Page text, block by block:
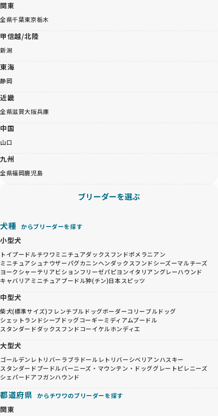
関東
全県千葉東京栃木
甲信越/北陸
新潟
東海
静岡
近畿
全県滋賀大阪兵庫
中国
山口
九州
全県福岡鹿児島
ブリーダーを選ぶ
犬種 からブリーダーを探す
小型犬
トイプードルチワワミニチュアダックスフンドポメラニアン
ミニチュアシュナウザーパグカニンヘンダックスフンドシーズーマルチーズ
ヨークシャーテリアビションフリーゼパピヨンイタリアングレーハウンド
キャバリア ミニチュアプードル狆(チン)日本スピッツ
中型犬
柴犬(標準サイズ)フレンチブルドッグボーダーコリーブルドッグ
シェットランドシープドッグコーギーミディアムプードル
スタンダードダックスフンドコーイケルホンディエ
大型犬
ゴールデンレトリバー ラブラドールレトリバーシベリアンハスキー
スタンダードプードルバーニーズ・マウンテン・ドッググレートピレニーズ
シェパードアフガンハウンド
都道府県 からチワワのブリーダーを探す
関東